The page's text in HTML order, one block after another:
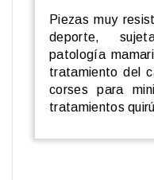
Piezas muy
deporte,
patología
tratamiento del
corses para
tratamientos